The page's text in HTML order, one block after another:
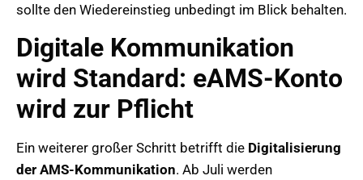
sollte den Wiedereinstieg unbedingt im Blick behalten.
Digitale Kommunikation
wird Standard: eAMS-Konto
wird zur Pflicht
Ein weiterer großer Schritt betrifft die Digitalisierung
der AMS-Kommunikation. Ab Juli werden